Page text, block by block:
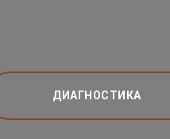
ДИАГНОСТИКА